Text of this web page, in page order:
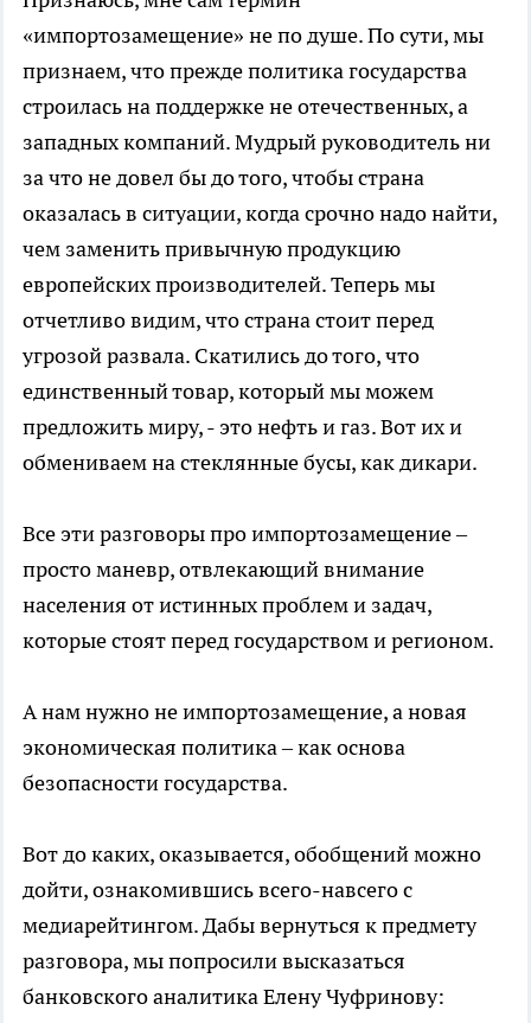
«импортозамещение» не по душе. По сути, мы
признаем, что прежде политика государства
строилась на поддержке не отечественных, а
западных компаний. Мудрый руководитель ни
за что не довел бы до того, чтобы страна
оказалась в ситуации, когда срочно надо найти,
чем заменить привычную продукцию
европейских производителей. Теперь мы
отчетливо видим, что страна стоит перед
угрозой развала. Скатились до того, что
единственный товар, который мы можем
предложить миру, - это нефть и газ. Вот их и
обмениваем на стеклянные бусы, как дикари.
Все эти разговоры про импортозамещение –
просто маневр, отвлекающий внимание
населения от истинных проблем и задач,
которые стоят перед государством и регионом.
А нам нужно не импортозамещение, а новая
экономическая политика – как основа
безопасности государства.
Вот до каких, оказывается, обобщений можно
дойти, ознакомившись всего-навсего с
медиарейтингом. Дабы вернуться к предмету
разговора, мы попросили высказаться
банковского аналитика Елену Чуфринову: